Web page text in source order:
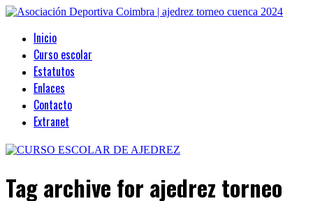
Inicio
Curso escolar
Estatutos
Enlaces
Contacto
Extranet
Tag archive for ajedrez torneo